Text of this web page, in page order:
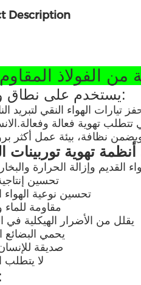
Description
1. يستخدم على نطاق واسع:
الهواء النقي لتبريد
تتطلب تهوية فعالة
القديم وإزالة الحرارة والبخار
2) تحسين
تحسين نوعية الهواء
4) مقاومة للماء
يقلل من الأضرار الهيكلية في
6) يحمي
7) صديقة
8) لا يتطلب
3المواد: